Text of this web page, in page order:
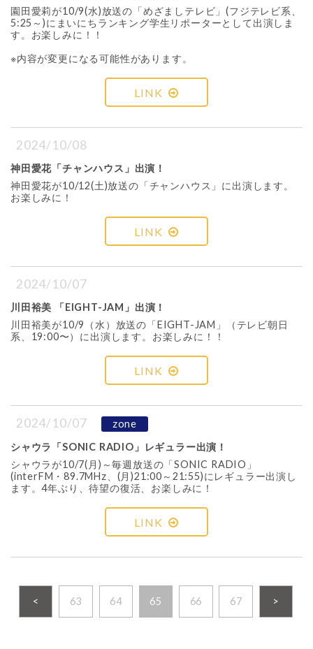
園田愛莉が10/9(水)放送の「めざましテレビ」(フジテレビ系、
5:25～)にまいにちランキング学生リポーターとして出演しま
す。お楽しみに！！
※内容が変更になる可能性があります。
LINK
2024/10/08
神田愛花「チャンハウス」出演！
神田愛花が10/12(土)放送の「チャンハウス」に出演します。
お楽しみに！
LINK
2024/10/07
川田裕美 「EIGHT-JAM」出演！
川田裕美が10/9（水）放送の「EIGHT-JAM」（テレビ朝日
系、19:00〜）に出演します。お楽しみに！！
LINK
2024/10/07
zone
シャウラ「SONIC RADIO」レギュラー出演！
シャウラが10/7(月)～毎週放送の「SONIC RADIO」
(interFM・89.7MHz、(月)21:00～21:55)にレギュラー出演し
ます。4年ぶり、待望の復活、お楽しみに！
LINK
< 63 64 65 66 67 >